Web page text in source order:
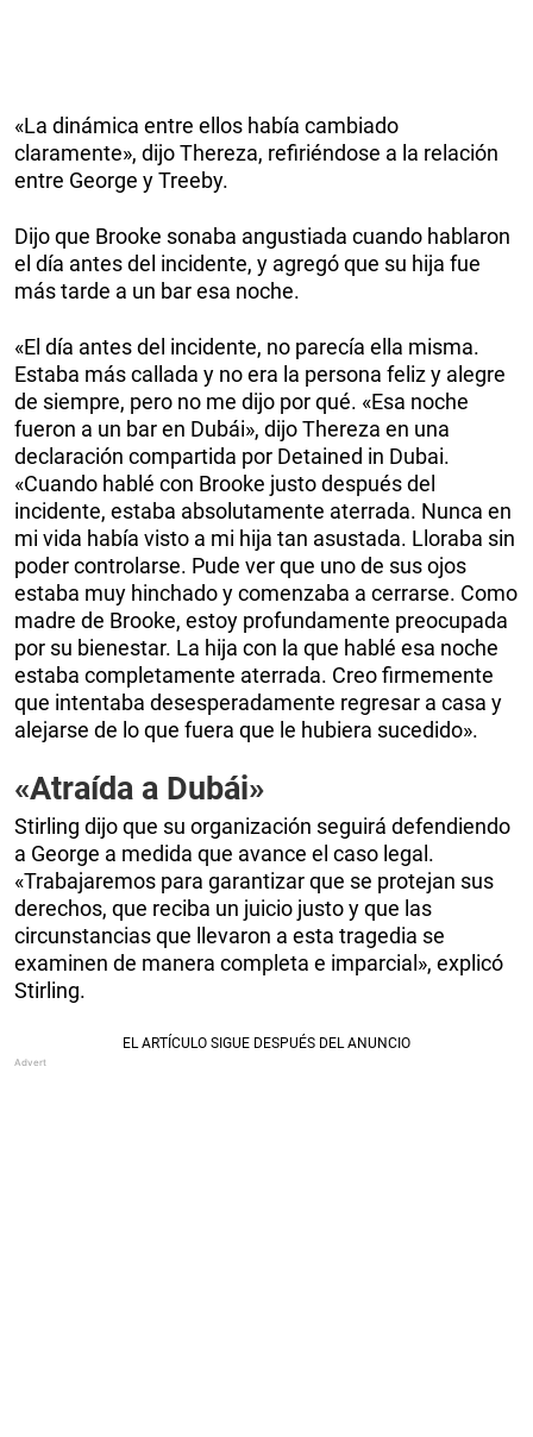
«La dinámica entre ellos había cambiado
claramente», dijo Thereza, refiriéndose a la relación
entre George y Treeby.
Dijo que Brooke sonaba angustiada cuando hablaron
el día antes del incidente, y agregó que su hija fue
más tarde a un bar esa noche.
«El día antes del incidente, no parecía ella misma.
Estaba más callada y no era la persona feliz y alegre
de siempre, pero no me dijo por qué. «Esa noche
fueron a un bar en Dubái», dijo Thereza en una
declaración compartida por Detained in Dubai.
«Cuando hablé con Brooke justo después del
incidente, estaba absolutamente aterrada. Nunca en
mi vida había visto a mi hija tan asustada. Lloraba sin
poder controlarse. Pude ver que uno de sus ojos
estaba muy hinchado y comenzaba a cerrarse. Como
madre de Brooke, estoy profundamente preocupada
por su bienestar. La hija con la que hablé esa noche
estaba completamente aterrada. Creo firmemente
que intentaba desesperadamente regresar a casa y
alejarse de lo que fuera que le hubiera sucedido».
«Atraída a Dubái»
Stirling dijo que su organización seguirá defendiendo
a George a medida que avance el caso legal.
«Trabajaremos para garantizar que se protejan sus
derechos, que reciba un juicio justo y que las
circunstancias que llevaron a esta tragedia se
examinen de manera completa e imparcial», explicó
Stirling.